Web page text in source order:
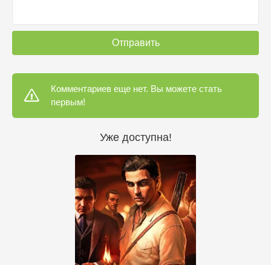
Отправить
Комментариев еще нет. Вы можете стать
первым!
Уже доступна!